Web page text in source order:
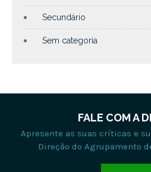
Secundário
Sem categoria
FALE COM A
Apresente as suas críticas e
Direção do Agrupamento